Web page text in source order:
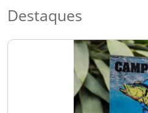
Destaques